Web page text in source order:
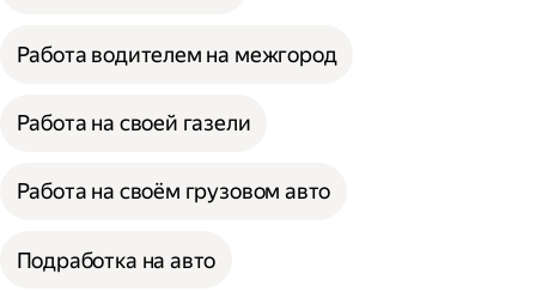
Работа водителем на межгород
Работа на своей газели
Работа на своём грузовом авто
Подработка на авто